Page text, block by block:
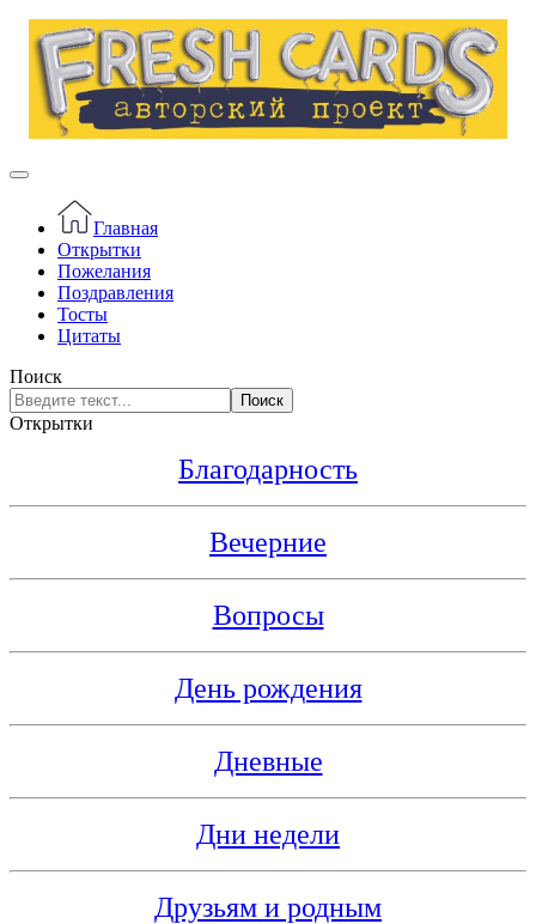
Главная
Открытки
Пожелания
Поздравления
Тосты
Цитаты
Поиск
Поиск
Открытки
Благодарность
Вечерние
Вопросы
День рождения
Дневные
Дни недели
Друзьям и родным